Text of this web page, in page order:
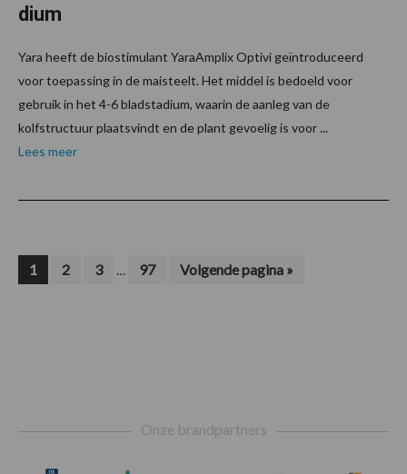
dium
Yara heeft de biostimulant YaraAmplix Optivi geïntroduceerd
voor toepassing in de maisteelt. Het middel is bedoeld voor
gebruik in het 4-6 bladstadium, waarin de aanleg van de
kolfstructuur plaatsvindt en de plant gevoelig is voor ...
Lees meer
Pagina
1 Pagina
2 Pagina
3
Interim
… Pagina
97
Ga
naar
Volgende pagina »
Onze brandpartners